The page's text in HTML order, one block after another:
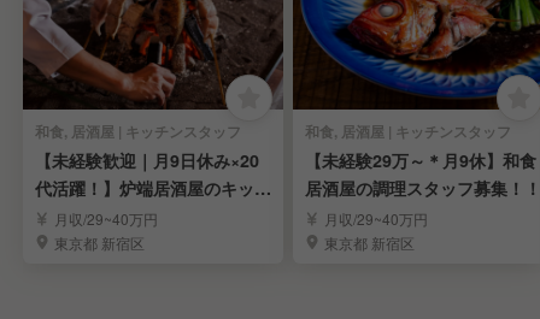
和食, 居酒屋 | キッチンスタッフ
【未経験歓迎｜月9日休み×20
代活躍！】炉端居酒屋のキッチ
ンスタッフ募集
月収/29~40万円
東京都 新宿区
和食, 居酒屋 | キッチンスタッフ
【未経験29万～＊月9休】和食
居酒屋の調理スタッフ募集！！
月収/29~40万円
東京都 新宿区